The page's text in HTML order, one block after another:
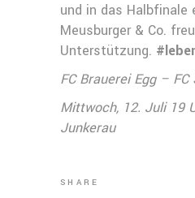
und in das Halbfinale
Meusburger & Co.
Unterstützung.
FC Brauerei Egg – FC
Mittwoch, 12. Juli 19
Junkerau
SHARE